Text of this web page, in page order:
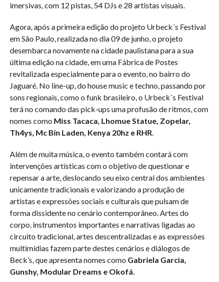
imersivas, com 12 pistas, 54 DJs e 28 artistas visuais.
Agora, após a primeira edição do projeto Urbeck´s Festival
em São Paulo, realizada no dia 09 de junho, o projeto
desembarca novamente na cidade paulistana para a sua
última edição na cidade, em uma Fábrica de Postes
revitalizada especialmente para o evento, no bairro do
Jaguaré. No line-up, do house music e techno, passando por
sons regionais, como o funk brasileiro, o Urbeck´s Festival
terá no comando das pick-ups uma profusão de ritmos, com
nomes como Miss Tacaca, Lhomue Statue, Zopelar,
Th4ys, Mc Bin Laden, Kenya 20hz e RHR.
Além de muita música, o evento também contará com
intervenções artísticas com o objetivo de questionar e
repensar a arte, deslocando seu eixo central dos ambientes
unicamente tradicionais e valorizando a produção de
artistas e expressões sociais e culturais que pulsam de
forma dissidente no cenário contemporâneo. Artes do
corpo, instrumentos importantes e narrativas ligadas ao
circuito tradicional, artes descentralizadas e as expressões
multimídias fazem parte destes cenários e diálogos de
Beck’s, que apresenta nomes como Gabriela Garcia,
Gunshy, Modular Dreams e Okofá.